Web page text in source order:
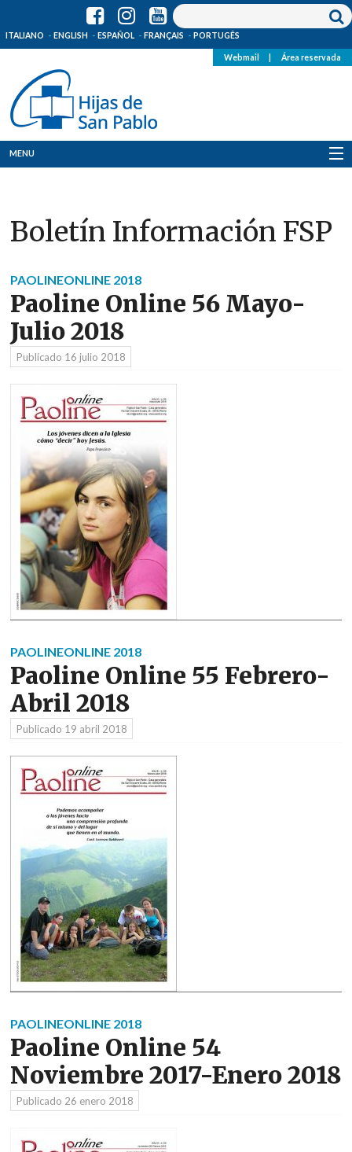
ITALIANO ENGLISH ESPAÑOL FRANÇAIS PORTUGÊS
Webmail Área reservada
MENU
Dónde estamos
Recursos
Media
Boletín Información FSP
PAOLINEONLINE 2018
Paoline Online 56 Mayo-
Julio 2018
Publicado 16 julio 2018
PAOLINEONLINE 2018
Paoline Online 55 Febrero-
Abril 2018
Publicado 19 abril 2018
PAOLINEONLINE 2018
Paoline Online 54
Noviembre 2017-Enero 2018
Publicado 26 enero 2018